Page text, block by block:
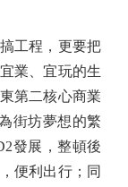
工程，更要把
業、宜玩的生
第二核心商業
街坊夢想的繁
發展，整頓後
便利出行；同